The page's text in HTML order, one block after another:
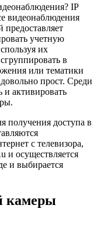
IP
видеонаблюдения
учетную
их
в
или тематики
прост. Среди
и активировать
получения доступа в
с телевизора,
и осуществляется
и выбирается
камеры